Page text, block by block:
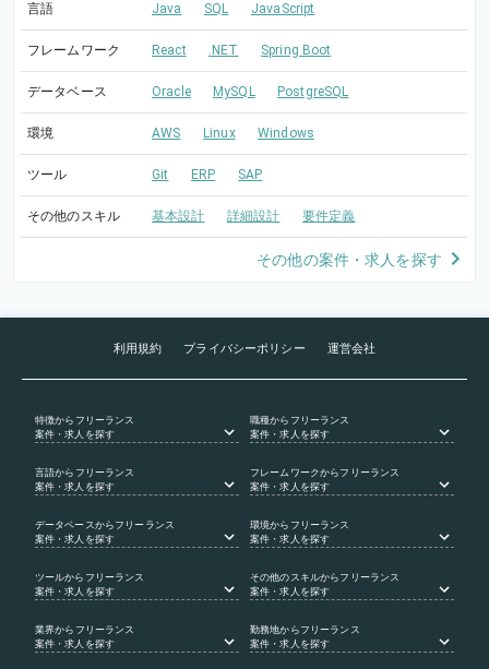
言語 Java SQL JavaScript
フレームワーク React .NET Spring Boot
データベース Oracle MySQL PostgreSQL
環境 AWS Linux Windows
ツール Git ERP SAP
その他のスキル 基本設計 詳細設計 要件定義
その他の案件・求人を探す
利用規約 プライバシーポリシー 運営会社
特徴からフリーランス
案件・求人を探す
職種からフリーランス
案件・求人を探す
言語からフリーランス
案件・求人を探す
フレームワークからフリーランス
案件・求人を探す
データベース からフリーランス
案件・求人を探す
環境からフリーランス
案件・求人を探す
ツールからフリーランス
案件・求人を探す
その他のスキルからフリーランス
案件・求人を探す
業界からフリーランス
案件・求人を探す
勤務地からフリーランス
案件・求人を探す